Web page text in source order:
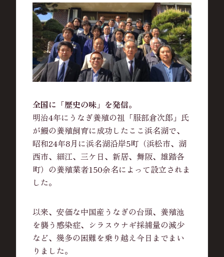
全国に「歴史の味」を発信。
明治4年にうなぎ養殖の祖「服部倉次郎」氏
が鰻の養殖飼育に成功したここ浜名湖で、
昭和24年8月に浜名湖沿岸5町（浜松市、湖
西市、細江、三ケ日、新居、舞阪、雄踏各
町）の養殖業者150余名によって設立されま
した。
以来、安価な中国産うなぎの台頭、養殖池
を襲う感染症、シラスウナギ採捕量の減少
など、幾多の困難を乗り越え今日までまい
りました。